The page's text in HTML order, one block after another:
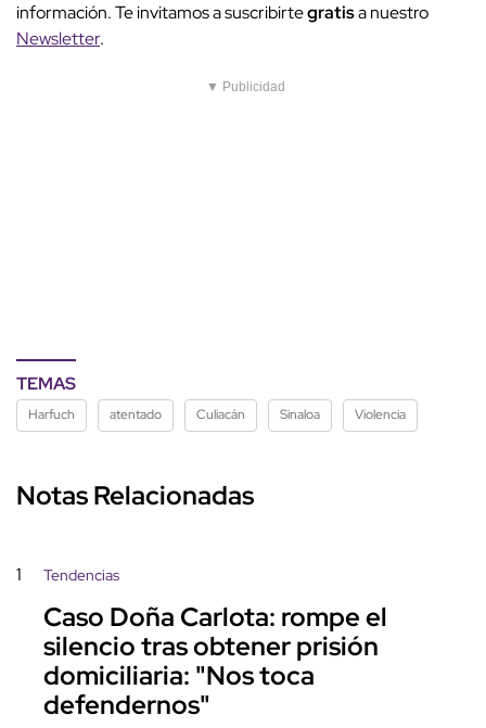
información. Te invitamos a suscribirtegratisa nuestro
Newsletter.
▼ Publicidad
TEMAS
Harfuch atentado Culiacán Sinaloa Violencia
Notas Relacionadas
1 Tendencias
Caso Doña Carlota: rompe el
silencio tras obtener prisión
domiciliaria: "Nos toca
defendernos"